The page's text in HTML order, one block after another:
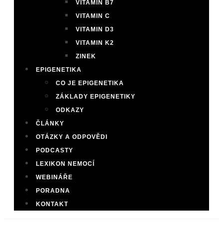
VITAMIN B7
VITAMIN C
VITAMIN D3
VITAMIN K2
ZINEK
EPIGENETIKA
CO JE EPIGENETIKA
ZÁKLADY EPIGENETIKY
ODKAZY
ČLÁNKY
OTÁZKY A ODPOVĚDI
PODCASTY
LEXIKON NEMOCÍ
WEBINÁŘE
PORADNA
KONTAKT